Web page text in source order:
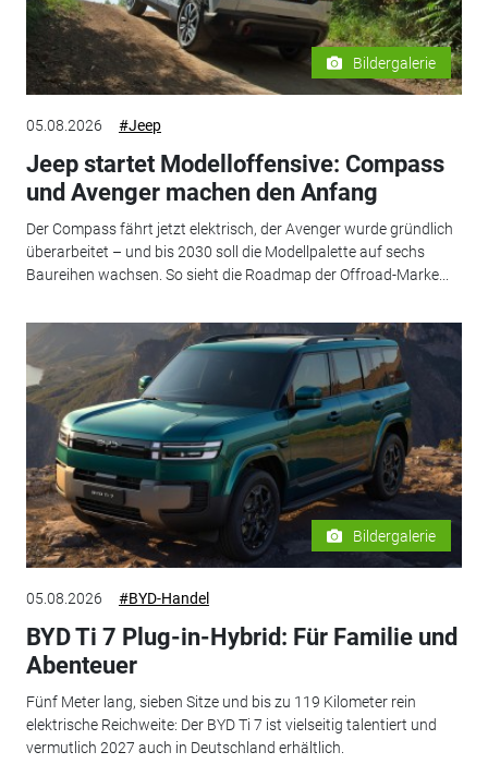
Bildergalerie
05.08.2026 #Jeep
Jeep startet Modelloffensive: Compass
und Avenger machen den Anfang
Der Compass fährt jetzt elektrisch, der Avenger wurde gründlich
überarbeitet – und bis 2030 soll die Modellpalette auf sechs
Baureihen wachsen. So sieht die Roadmap der Offroad-Marke...
Bildergalerie
05.08.2026 #BYD-Handel
BYD Ti 7 Plug-in-Hybrid: Für Familie und
Abenteuer
Fünf Meter lang, sieben Sitze und bis zu 119 Kilometer rein
elektrische Reichweite: Der BYD Ti 7 ist vielseitig talentiert und
vermutlich 2027 auch in Deutschland erhältlich.